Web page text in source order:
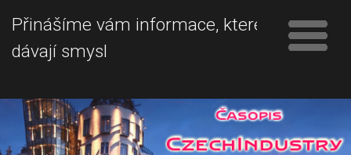
Přinášíme vám informace, které
dávají smysl